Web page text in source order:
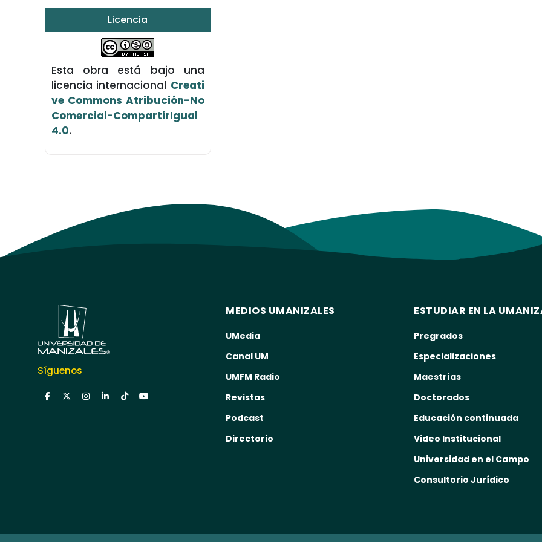
Licencia
Esta obra está bajo una
licencia internacional Creati
ve Commons Atribución-No
Comercial-CompartirIgual
4.0.
Síguenos
MEDIOS UMANIZALES
UMedia
Canal UM
UMFM Radio
Revistas
Podcast
Directorio
ESTUDIAR EN LA
Pregrados
Especializaciones
Maestrías
Doctorados
Educación continuada
Video Institucional
Universidad en el Campo
Consultorio Jurídico